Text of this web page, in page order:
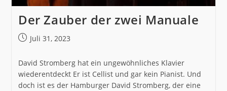
Der Zauber der zwei Manuale
BeitragJuli 31, 2023
David Stromberg hat ein ungewöhnliches Klavier
wiederentdeckt Er ist Cellist und gar kein Pianist. Und
doch ist es der Hamburger David Stromberg, der eine